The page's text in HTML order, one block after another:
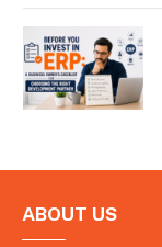
ABOUT US